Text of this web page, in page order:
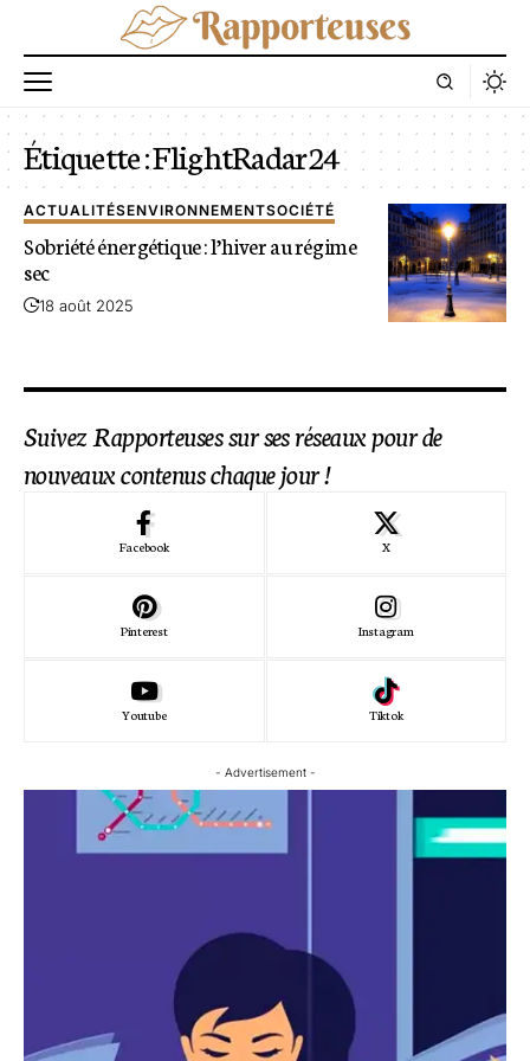
Étiquette :FlightRadar24
ACTUALITÉSENVIRONNEMENTSOCIÉTÉ
Sobriété énergétique : l’hiver au régime
sec
18 août 2025
Suivez Rapporteuses sur ses réseaux pour de
nouveaux contenus chaque jour !
Facebook X
Pinterest Instagram
Youtube Tiktok
- Advertisement -